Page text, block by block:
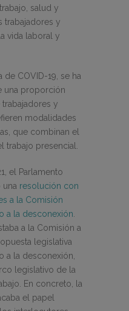
salud y
trabajadores y
vida laboral y
de COVID-19, se ha
una proporción
y
modalidades
que combinan el
trabajo presencial.
el Parlamento
una resolución con
a la Comisión
a la desconexión.
a la Comisión a
legislativa
a la desconexión,
legislativo de la
En concreto, la
el papel